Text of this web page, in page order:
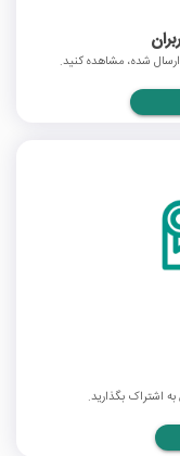
شده، مشاهده کنید.
اشتراک بگذارید.